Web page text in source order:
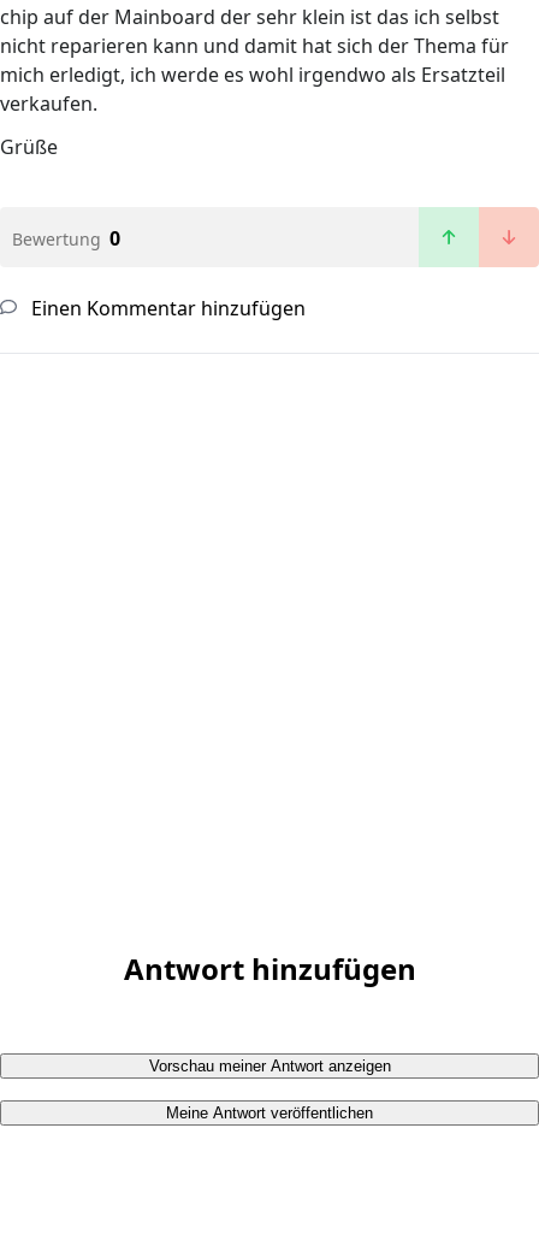
chip auf der Mainboard der sehr klein ist das ich selbst
nicht reparieren kann und damit hat sich der Thema für
mich erledigt, ich werde es wohl irgendwo als Ersatzteil
verkaufen.
Grüße
Bewertung 0
Einen Kommentar hinzufügen
Antwort hinzufügen
Vorschau meiner Antwort anzeigen
Meine Antwort veröffentlichen